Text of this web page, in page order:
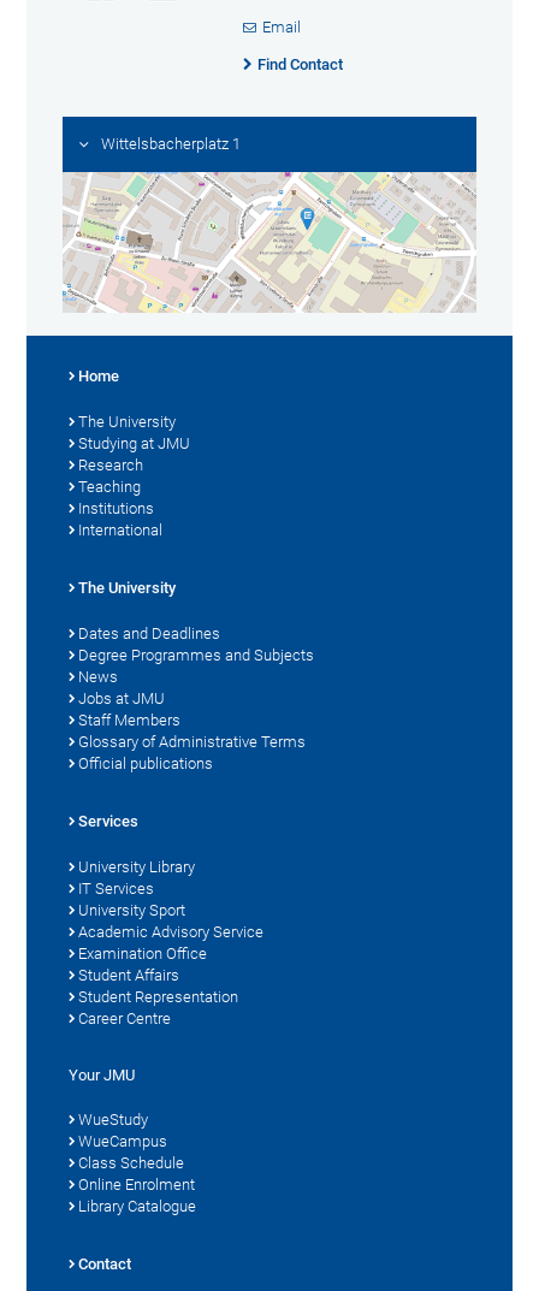
Email
Find Contact
Wittelsbacherplatz 1
Home
The University
Studying at JMU
Research
Teaching
Institutions
International
The University
Dates and Deadlines
Degree Programmes and Subjects
News
Jobs at JMU
Staff Members
Glossary of Administrative Terms
Official publications
Services
University Library
IT Services
University Sport
Academic Advisory Service
Examination Office
Student Affairs
Student Representation
Career Centre
Your JMU
WueStudy
WueCampus
Class Schedule
Online Enrolment
Library Catalogue
Contact